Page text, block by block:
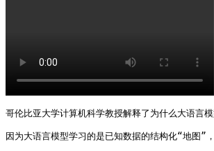
哥伦比亚大学计算机科学教授解释了为什么大语言
因为大语言模型学习的是已知数据的结构化“地图”